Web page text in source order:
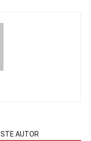
AUTOR